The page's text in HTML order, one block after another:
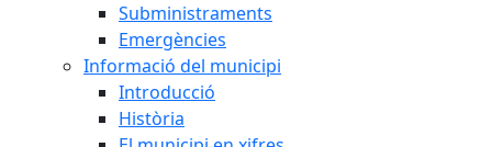
Subministraments
Emergències
Informació del municipi
Introducció
Història